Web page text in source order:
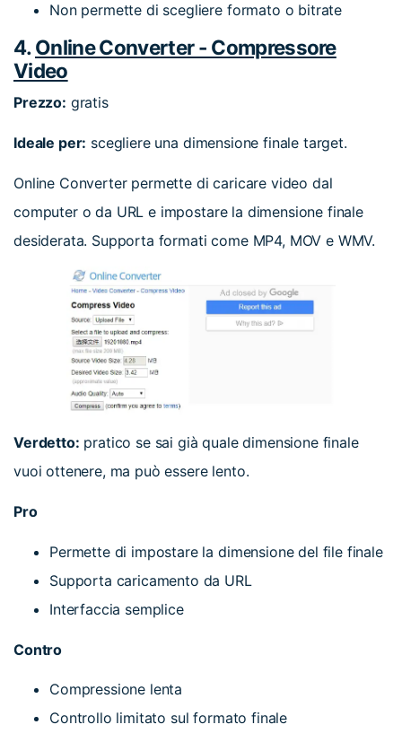
Non permette di scegliere formato o bitrate
4.Online Converter - Compressore
Video
Prezzo: gratis
Ideale per: scegliere una dimensione finale target.
Online Converter permette di caricare video dal
computer o da URL e impostare la dimensione finale
desiderata. Supporta formati come MP4, MOV e WMV.
Verdetto: pratico se sai già quale dimensione finale
vuoi ottenere, ma può essere lento.
Pro
Permette di impostare la dimensione del file finale
Supporta caricamento da URL
Interfaccia semplice
Contro
Compressione lenta
Controllo limitato sul formato finale